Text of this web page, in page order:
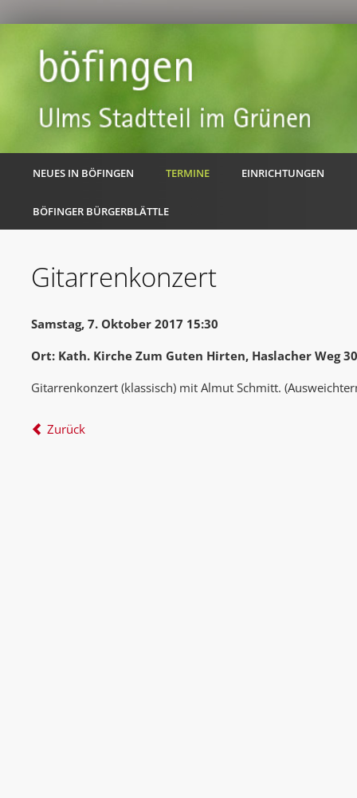
NEUES IN BÖFINGEN TERMINE EINRICHTUNGEN
BÖFINGER BÜRGERBLÄTTLE
Gitarrenkonzert
Samstag, 7. Oktober 2017 15:30
Ort: Kath. Kirche Zum Guten Hirten, Haslacher Weg
Gitarrenkonzert (klassisch) mit Almut Schmitt.
Zurück